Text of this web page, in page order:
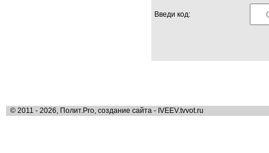
Введи код:
© 2011 - 2026, Полит.Pro, создание сайта - IVEEV.tvvot.ru